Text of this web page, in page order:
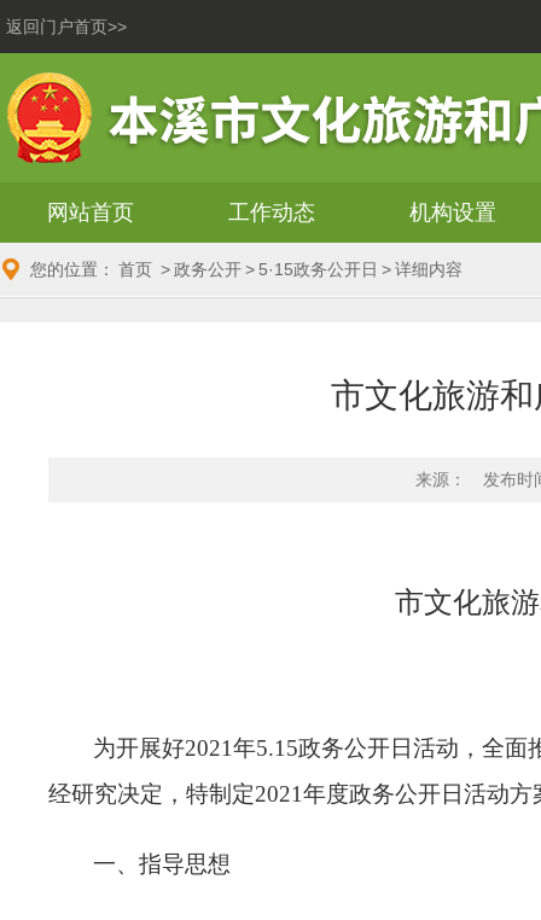
返回门户首页>>
网站首页 工作动态 机构设置
您的位置： 首页 >政务公开> 5·15政务公开日 >详细内容
市文化旅游
来源： 发布时
市文化旅
为开展好2021年5.15政务公开日活动， 全面
经研究决定，特制定2021年度政务公开日活动方
一、指导思想